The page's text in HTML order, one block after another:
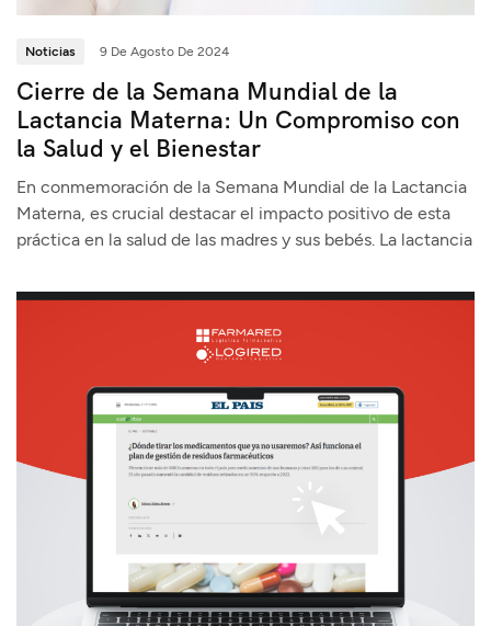
Noticias 9 De Agosto De 2024
Cierre de la Semana Mundial de la
Lactancia Materna: Un Compromiso con
la Salud y el Bienestar
En conmemoración de la Semana Mundial de la Lactancia
Materna, es crucial destacar el impacto positivo de esta
práctica en la salud de las madres y sus bebés. La lactancia